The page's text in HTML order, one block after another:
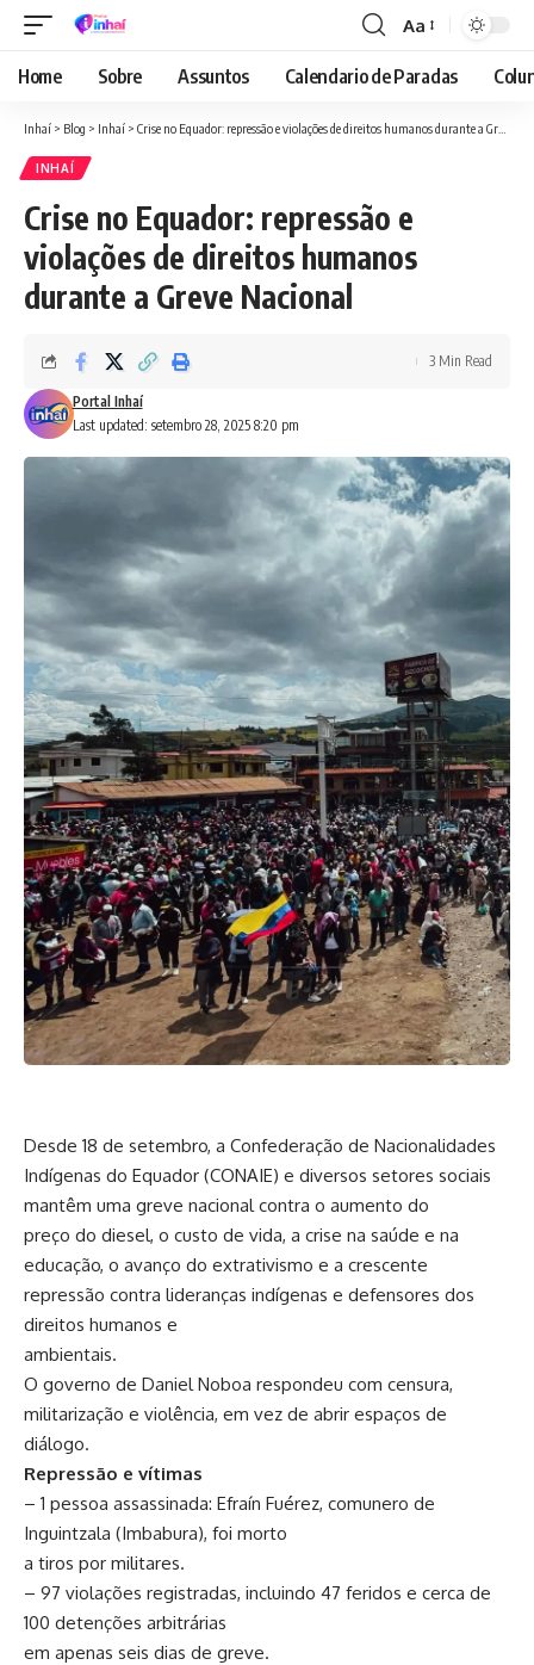
Font
Resizer
Aa
Home Sobre Assuntos Calendario de Paradas
Inhaí > Blog > Inhaí > Crise no Equador: repressão e violações de direitos humanos durante a Greve Nacional
INHAÍ
Crise no Equador: repressão e
violações de direitos humanos
durante a Greve Nacional
Last updated: setembro 28, 2025 8:20 pm
Portal Inhaí
3 Min Read
Desde 18 de setembro, a Confederação de Nacionalidades
Indígenas do Equador (CONAIE) e diversos setores sociais
mantêm uma greve nacional contra o aumento do
preço do diesel, o custo de vida, a crise na saúde e na
educação, o avanço do extrativismo e a crescente
repressão contra lideranças indígenas e defensores dos
direitos humanos e
ambientais.
O governo de Daniel Noboa respondeu com censura,
militarização e violência, em vez de abrir espaços de
diálogo.
Repressão e vítimas
– 1 pessoa assassinada: Efraín Fuérez, comunero de
Inguintzala (Imbabura), foi morto
a tiros por militares.
– 97 violações registradas, incluindo 47 feridos e cerca de
100 detenções arbitrárias
em apenas seis dias de greve.